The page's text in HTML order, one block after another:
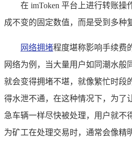
在 imToken 平台上进行转账
成不变的固定数值，而是受到多种
网络拥堵程度堪称影响手续费
网络为例，当大量用户如同潮水般
就会变得拥堵不堪，就像繁忙时段
得水泄不通，在这种情况下，为了
急车辆一样尽快被处理，用户就不
为矿工在处理交易时，通常会像精